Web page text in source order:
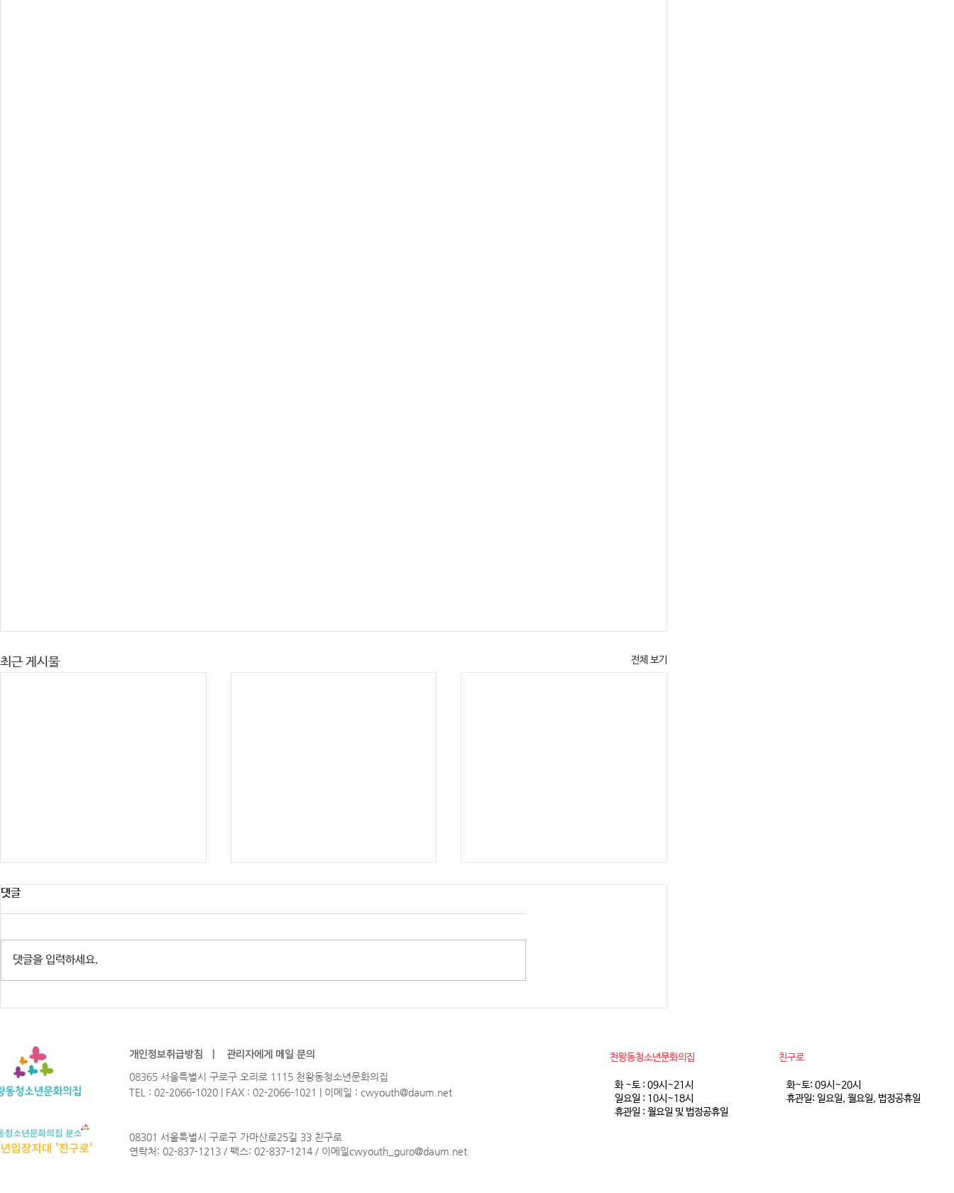
최근 게시물 전체 보기
댓글
댓글을 입력하세요.
개인정보취급방침
관리자에게 메일 문의
08365 서울특별시 구로구 오리로 1115 천왕동청소년문화의집
TEL : 02-2066-1020 | FAX : 02-2066-1021 | 이메일 : cwyouth@daum.net
08301 서울특별시 구로구 가마산로25길 33 친구로
연락처: 02-837-1213 / 팩스: 02-837-1214 / 이메일cwyouth_guro@daum.net
​천왕동청소년문화의집
화 ~토 : 09시~21시
일요일 : 10시~18시
휴관일 : 월요일 및 법정공휴일
친구로
화~토: 09시~20시
휴관일: 일요일, 월요일, 법정공휴일